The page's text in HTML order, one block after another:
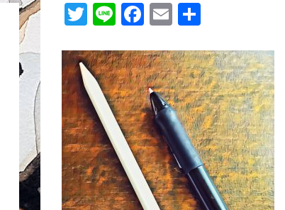
T
tt
er
Li
e
F
c
e
b
o
o
k
E
ail